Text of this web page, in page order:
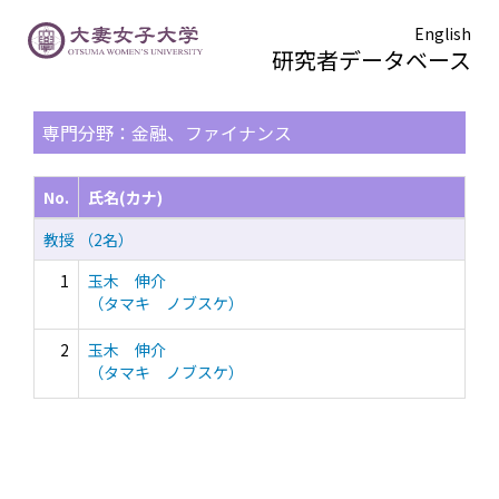
English
研究者データベース
専門分野：金融、ファイナンス
No.
氏名(カナ)
教授 （2名）
1
玉木 伸介
（タマキ ノブスケ）
2
玉木 伸介
（タマキ ノブスケ）